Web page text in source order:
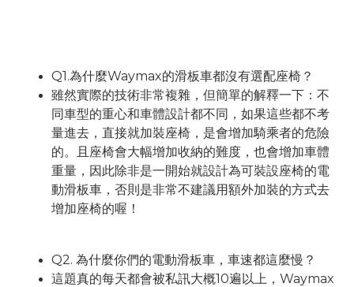
Q1.為什麼Waymax的滑板車都沒有選配座椅？
雖然實際的技術非常複雜，但簡單的解釋一下：不
同車型的重心和車體設計都不同，如果這些都不考
量進去，直接就加裝座椅，是會增加騎乘者的危險
的。且座椅會大幅增加收納的難度，也會增加車體
重量，因此除非是一開始就設計為可裝設座椅的電
動滑板車，否則是非常不建議用額外加裝的方式去
增加座椅的喔！
Q2. 為什麼你們的電動滑板車，車速都這麼慢？
這題真的每天都會被私訊大概10遍以上，Waymax